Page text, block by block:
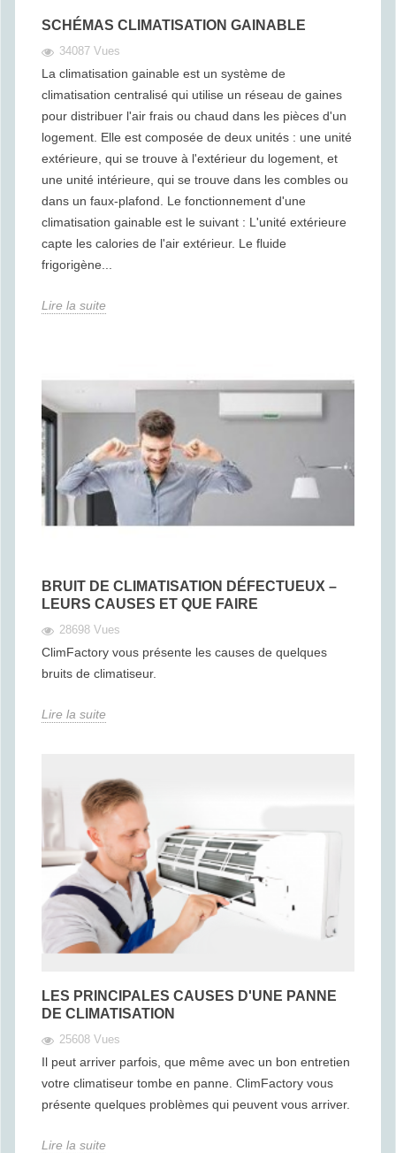
SCHÉMAS CLIMATISATION GAINABLE
34087 Vues
La climatisation gainable est un système de
climatisation centralisé qui utilise un réseau de gaines
pour distribuer l'air frais ou chaud dans les pièces d'un
logement. Elle est composée de deux unités : une unité
extérieure, qui se trouve à l'extérieur du logement, et
une unité intérieure, qui se trouve dans les combles ou
dans un faux-plafond. Le fonctionnement d'une
climatisation gainable est le suivant : L'unité extérieure
capte les calories de l'air extérieur. Le fluide
frigorigène...
Lire la suite
BRUIT DE CLIMATISATION DÉFECTUEUX –
LEURS CAUSES ET QUE FAIRE
28698 Vues
ClimFactory vous présente les causes de quelques
bruits de climatiseur.
Lire la suite
LES PRINCIPALES CAUSES D'UNE PANNE
DE CLIMATISATION
25608 Vues
Il peut arriver parfois, que même avec un bon entretien
votre climatiseur tombe en panne. ClimFactory vous
présente quelques problèmes qui peuvent vous arriver.
Lire la suite